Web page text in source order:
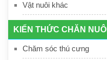
Vật nuôi khác
KIẾN THỨC CHĂN NUÔI
Chăm sóc thú cưng